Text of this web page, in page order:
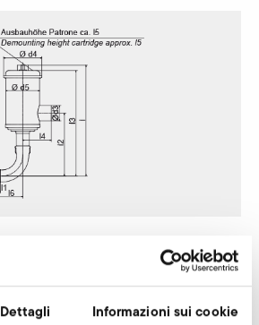
Dettagli Informazioni sui cookie
68